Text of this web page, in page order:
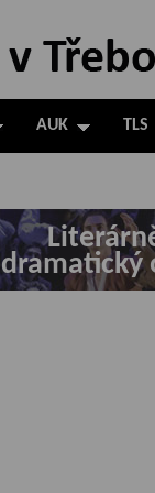
AUK TLS
dramatický